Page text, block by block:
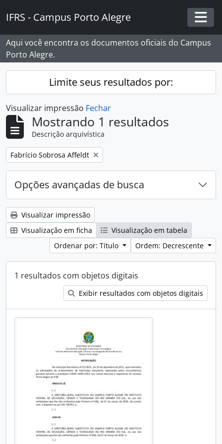
IFRS - Campus Porto Alegre
Aqui você encontra os documentos oficiais do Campus
Porto Alegre.
Limite seus resultados por:
Visualizar impressão Fechar
Mostrando 1 resultados
Descrição arquivística
Remover filtro:
Fabrício Sobrosa Affeldt
Opções avançadas de busca
Visualizar impressão
Visualização em ficha
Visualização em tabela
Ordenar por: Título
Ordem: Decrescente
1 resultados com objetos digitais
Exibir resultados com objetos digitais